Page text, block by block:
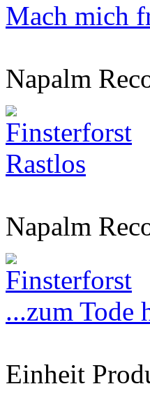
Mach mich
Napalm
Finsterforst
Rastlos
Napalm
Finsterforst
...zum Tode
Einheit